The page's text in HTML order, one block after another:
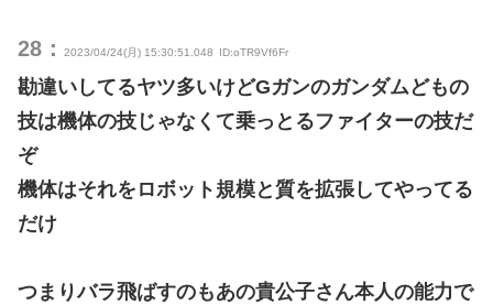
28： 2023/04/24(月) 15:30:51.048 ID:oTR9Vf6Fr
勘違いしてるヤツ多いけどGガンのガンダムどもの
技は機体の技じゃなくて乗っとるファイターの技だ
ぞ
機体はそれをロボット規模と質を拡張してやってる
だけ
つまりバラ飛ばすのもあの貴公子さん本人の能力で